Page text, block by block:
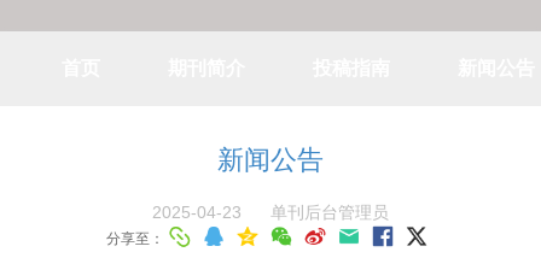
新闻公告
2025-04-23 单刊后台管理员
分享至：